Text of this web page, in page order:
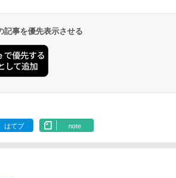
事を優先表示させる
はてブ note